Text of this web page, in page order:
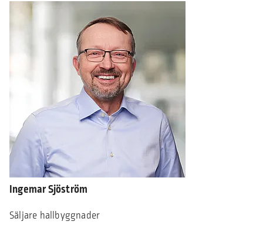
Ingemar Sjöström
Säljare hallbyggnader